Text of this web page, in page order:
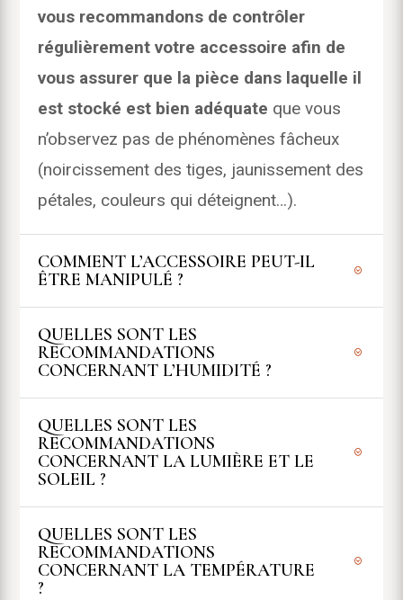
vous recommandons de contrôler
régulièrement votre accessoire afin de
vous assurer que la pièce dans laquelle il
est stocké est bien adéquate que vous
n’observez pas de phénomènes fâcheux
(noircissement des tiges, jaunissement des
pétales, couleurs qui déteignent…).
COMMENT L’ACCESSOIRE PEUT-IL
ÊTRE MANIPULÉ ?
QUELLES SONT LES
RECOMMANDATIONS
CONCERNANT L’HUMIDITÉ ?
QUELLES SONT LES
RECOMMANDATIONS
CONCERNANT LA LUMIÈRE ET LE
SOLEIL ?
QUELLES SONT LES
RECOMMANDATIONS
CONCERNANT LA TEMPÉRATURE
?